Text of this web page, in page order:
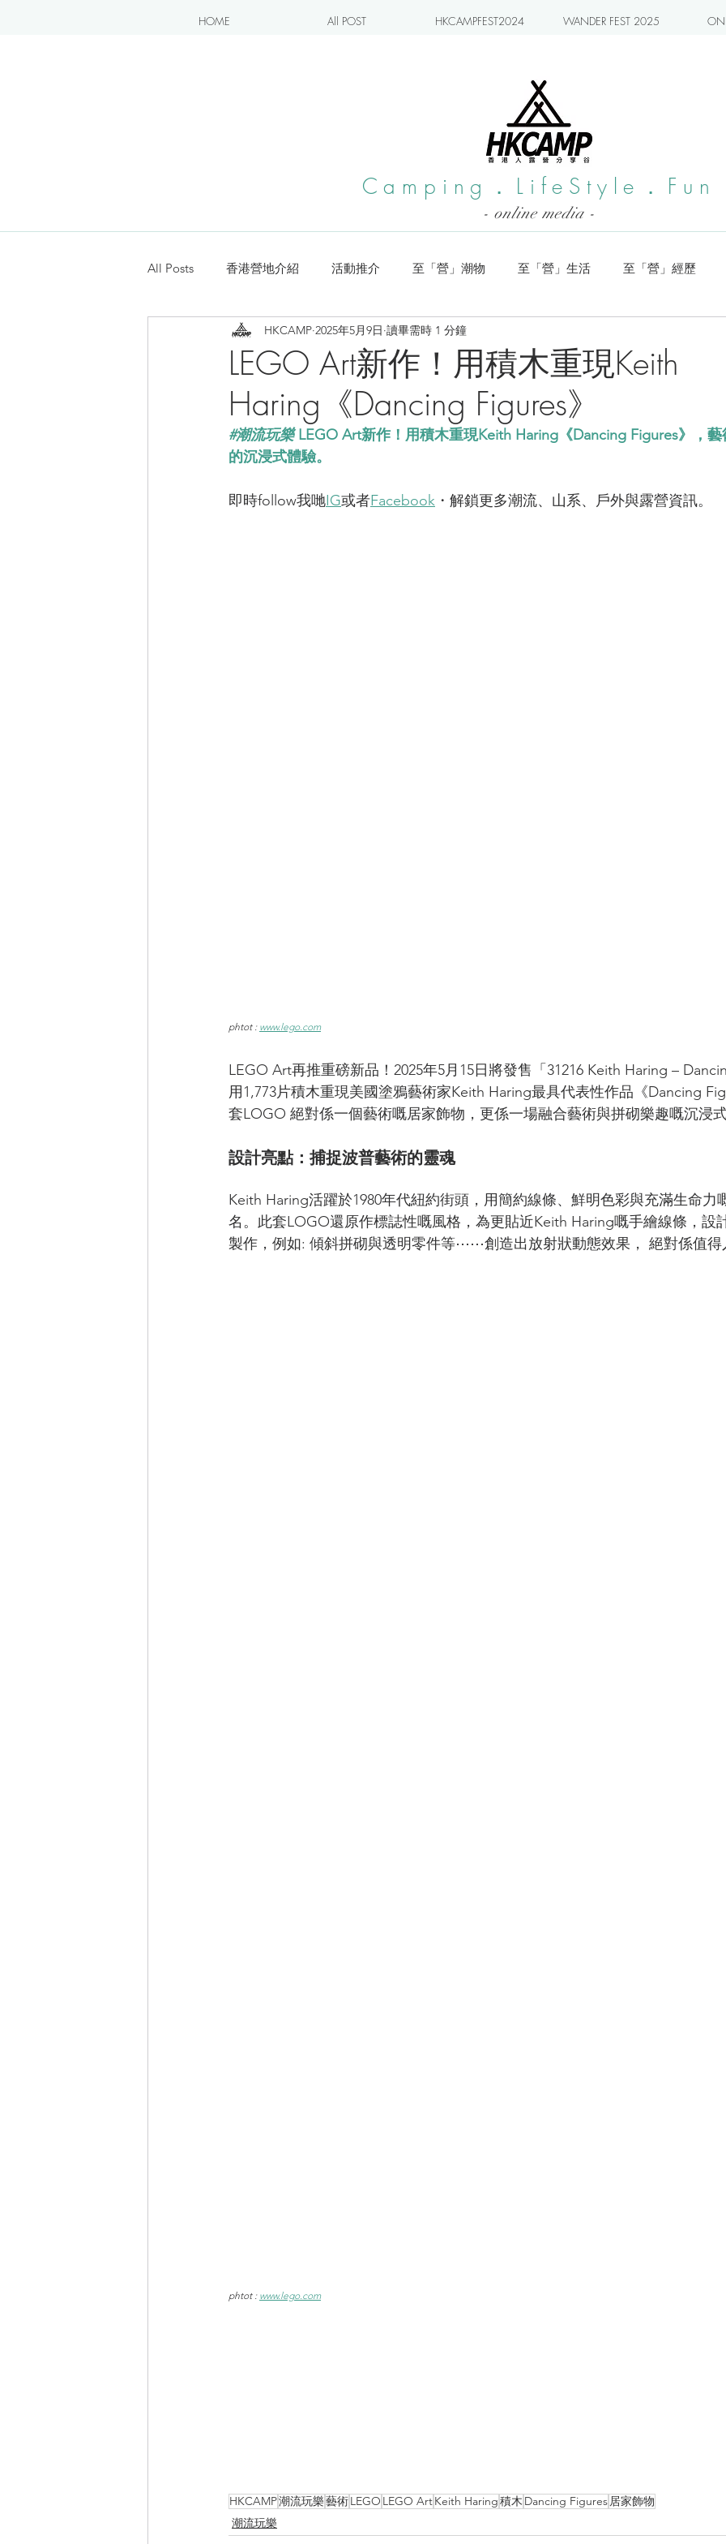
HOME All POST HKCAMPFEST2024 WANDER FEST 2025
Camping．LifeStyle．Fun
- online media -
All Posts 香港營地介紹 活動推介 至「營」潮物 至「營」生活 至「營」經歷
露營blogger分享 新手入坑系列 小編實測
CAMPER音樂電影
LEGO Art新作！用積木重現Keith
Haring《Dancing Figures》
HKCAMP 2025年5月9日 讀畢需時 1 分鐘
#潮流玩樂 LEGO Art新作！用積木重現Keith Haring《Dancing Figures》，
的沉浸式體驗。
即時follow我哋IG或者Facebook ・解鎖更多潮流、山系、戶外與露營資訊。
phtot : www.lego.com
LEGO Art再推重磅新品！2025年5月15日將發售「31216 Keith Haring –
用1,773片積木重現美國塗鴉藝術家Keith Haring最具代表性作品《Dancing
套LOGO 絕對係一個藝術嘅居家飾物，更係一場融合藝術與拼砌樂趣嘅沉浸式
設計亮點：捕捉波普藝術的靈魂
Keith Haring活躍於1980年代紐約街頭，用簡約線條、鮮明色彩與充滿生命力
名。此套LOGO還原作標誌性嘅風格，為更貼近Keith Haring嘅手繪線條，設
製作，例如: 傾斜拼砌與透明零件等⋯⋯創造出放射狀動態效果， 絕對係值得
phtot : www.lego.com
HKCAMP潮流玩樂藝術LEGO LEGO ArtKeith Haring積木 Dancing Figures居家飾物
潮流玩樂